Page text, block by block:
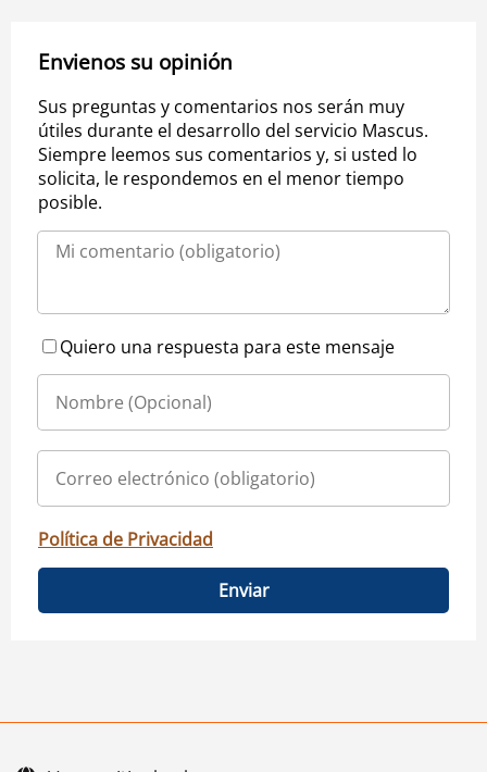
Envienos su opinión
Sus preguntas y comentarios nos serán muy
útiles durante el desarrollo del servicio Mascus.
Siempre leemos sus comentarios y, si usted lo
solicita, le respondemos en el menor tiempo
posible.
Quiero una respuesta para este mensaje
Política de Privacidad
Enviar